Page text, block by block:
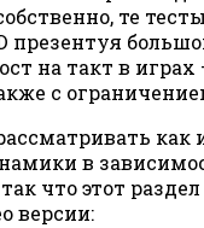
те
презентуя
на такт в играх
с
как
в
что этот
версии: